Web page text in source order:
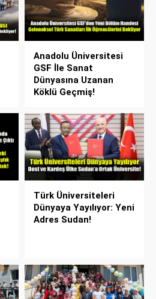
Anadolu Üniversitesi
GSF İle Sanat
Dünyasına Uzanan
Köklü Geçmiş!
Türk Üniversiteleri
Dünyaya Yayılıyor: Yeni
Adres Sudan!